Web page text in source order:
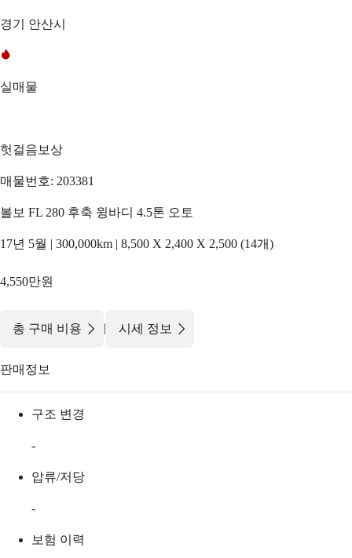
경기 안산시
실매물
헛걸음보상
매물번호: 203381
볼보 FL 280 후축 윙바디 4.5톤 오토
17년 5월 | 300,000km | 8,500 X 2,400 X 2,500 (14개)
4,550만원
총 구매 비용 | 시세 정보
판매정보
구조 변경
-
압류/저당
-
보험 이력